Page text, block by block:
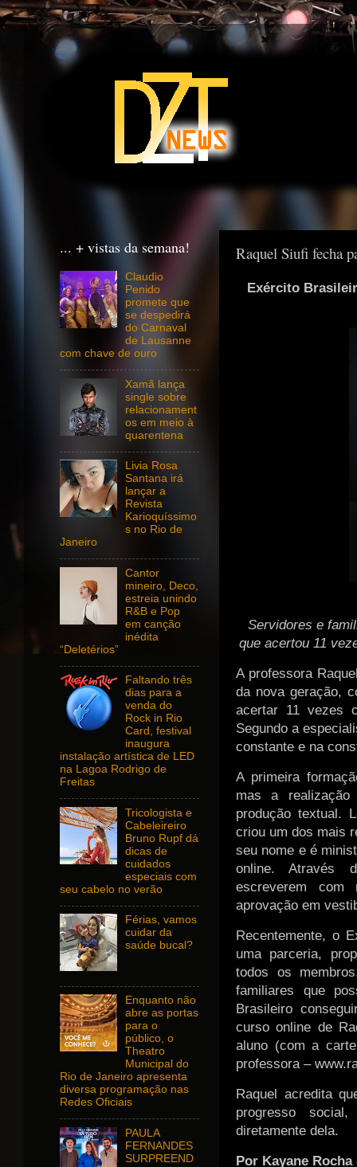
Raquel Siufi fecha
Exército
Servidores e
que acertou 11
A professora
da nova geração,
acertar 11 vezes
Segundo a
constante e na
A primeira
mas a
produção textual.
criou um dos mais
seu nome e é
online. Através
escreverem com
aprovação em
Recentemente, o
uma parceria,
todos os
familiares que
Brasileiro
curso online de
aluno (com a
professora –
Raquel acredita
progresso
diretamente dela.
Por Kayane
... + vistas da semana!
Claudio
Penido
promete que
se despedirá
do Carnaval
de Lausanne
com chave de ouro
Xamã lança
single sobre
relacionament
os em meio à
quarentena
Livia Rosa
Santana irá
lançar a
Revista
Karioquíssimo
s no Rio de
Janeiro
Cantor
mineiro, Deco,
estreia unindo
R&B e Pop
em canção
inédita
“Deletérios”
Faltando três
dias para a
venda do
Rock in Rio
Card, festival
inaugura
instalação artística de LED
na Lagoa Rodrigo de
Freitas
Tricologista e
Cabeleireiro
Bruno Rupf dá
dicas de
cuidados
especiais com
seu cabelo no verão
Férias, vamos
cuidar da
saúde bucal?
Enquanto não
abre as portas
para o
público, o
Theatro
Municipal do
Rio de Janeiro apresenta
diversa programação nas
Redes Oficiais
PAULA
FERNANDES
SURPREEND